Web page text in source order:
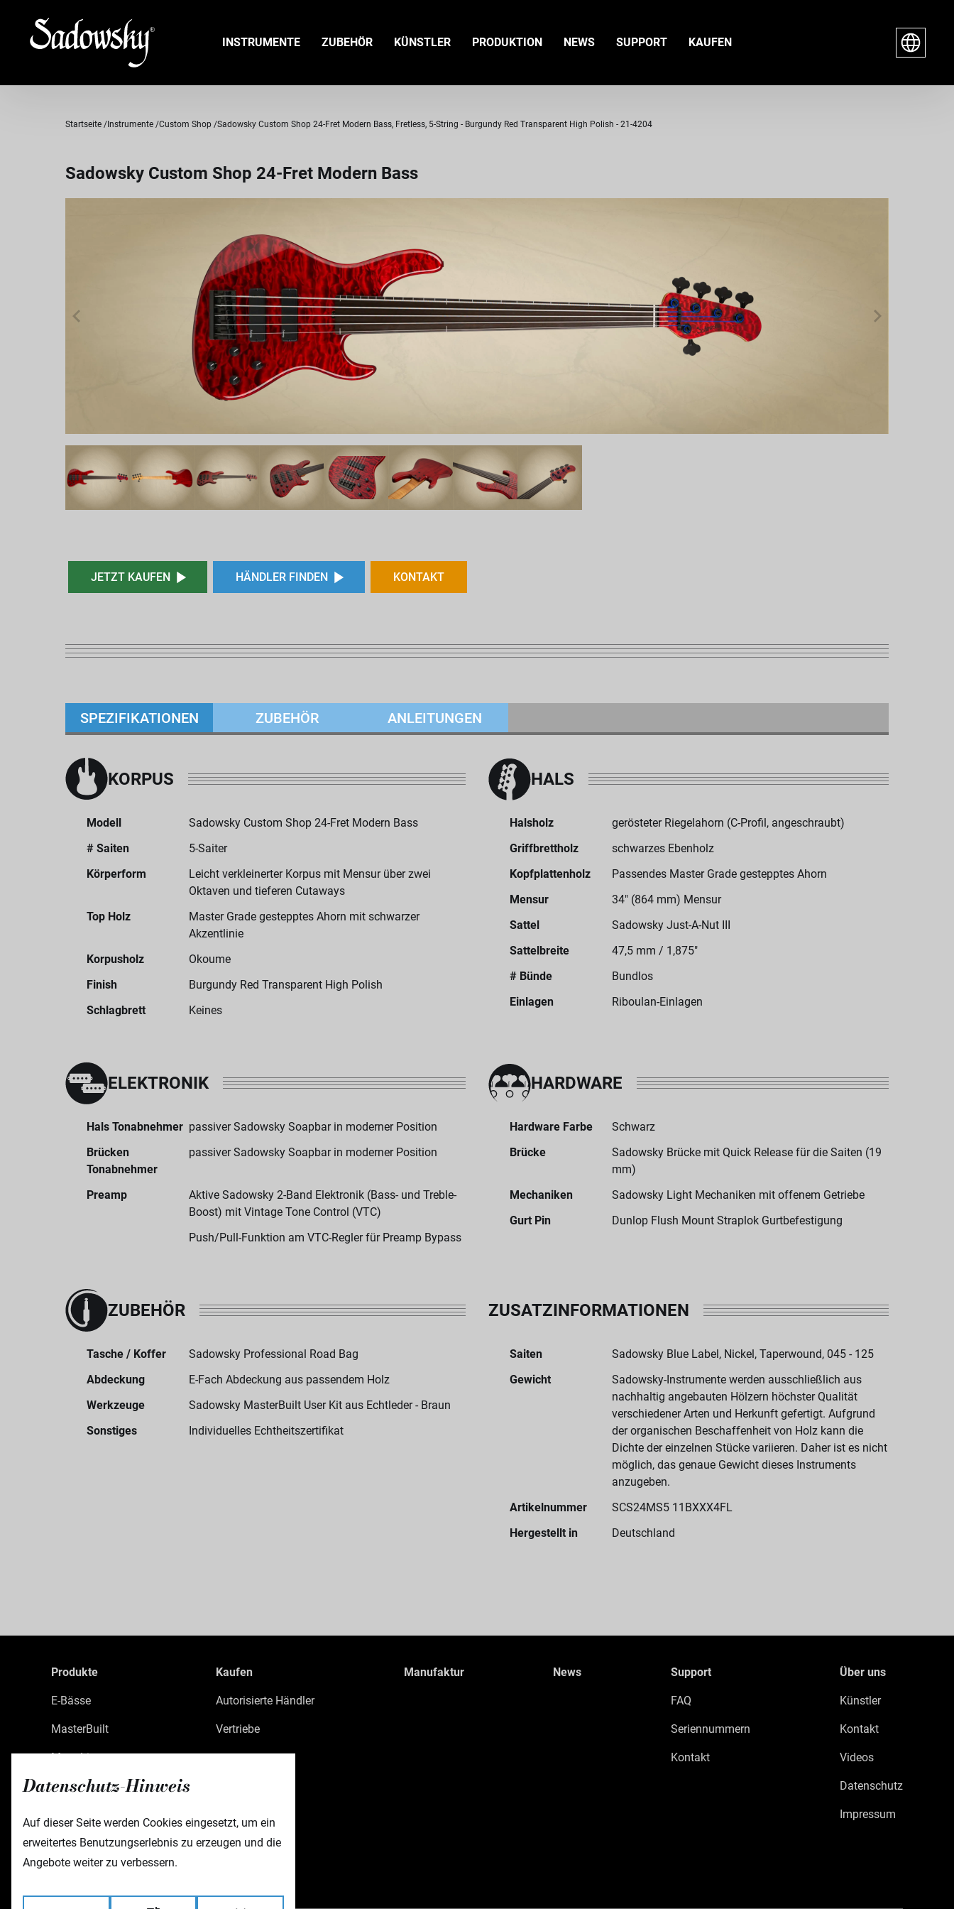
Datenschutz-Hinweis
Auf dieser Seite werden Cookies eingesetzt, um ein
erweitertes Benutzungserlebnis zu erzeugen und die
Angebote weiter zu verbessern.
INSTRUMENTE ZUBEHÖR KÜNSTLER PRODUKTION NEWS SUPPORT KAUFEN
Startseite Instrumente Custom Shop Sadowsky Custom Shop 24-Fret Modern Bass, Fretless, 5-String - Burgundy Red Transparent High Polish - 21-4204
Sadowsky Custom Shop 24-Fret Modern Bass
JETZT KAUFEN HÄNDLER FINDEN KONTAKT
SPEZIFIKATIONEN ZUBEHÖR ANLEITUNGEN
KORPUS
Modell
Sadowsky Custom Shop 24-Fret Modern Bass
# Saiten
5-Saiter
Körperform
Leicht verkleinerter Korpus mit Mensur über zwei
Oktaven und tieferen Cutaways
Top Holz
Master Grade gestepptes Ahorn mit schwarzer
Akzentlinie
Korpusholz
Okoume
Finish
Burgundy Red Transparent High Polish
Schlagbrett
Keines
HALS
Halsholz
gerösteter Riegelahorn (C-Profil, angeschraubt)
Griffbrettholz
schwarzes Ebenholz
Kopfplattenholz
Passendes Master Grade gestepptes Ahorn
Mensur
34" (864 mm) Mensur
Sattel
Sadowsky Just-A-Nut III
Sattelbreite
47,5 mm / 1,875"
# Bünde
Bundlos
Einlagen
Riboulan-Einlagen
ELEKTRONIK
Hals Tonabnehmer passiver Sadowsky Soapbar in moderner Position
Brücken
Tonabnehmer
passiver Sadowsky Soapbar in moderner Position
Preamp
Aktive Sadowsky 2-Band Elektronik (Bass- und Treble-
Boost) mit Vintage Tone Control (VTC)
Push/Pull-Funktion am VTC-Regler für Preamp Bypass
HARDWARE
Hardware Farbe
Schwarz
Brücke
Sadowsky Brücke mit Quick Release für die Saiten (19
mm)
Mechaniken
Sadowsky Light Mechaniken mit offenem Getriebe
Gurt Pin
Dunlop Flush Mount Straplok Gurtbefestigung
ZUBEHÖR
Tasche / Koffer
Sadowsky Professional Road Bag
Abdeckung
E-Fach Abdeckung aus passendem Holz
Werkzeuge
Sadowsky MasterBuilt User Kit aus Echtleder - Braun
Sonstiges
Individuelles Echtheitszertifikat
ZUSATZINFORMATIONEN
Saiten
Sadowsky Blue Label, Nickel, Taperwound, 045 - 125
Gewicht
Sadowsky-Instrumente werden ausschließlich aus
nachhaltig angebauten Hölzern höchster Qualität
verschiedener Arten und Herkunft gefertigt. Aufgrund
der organischen Beschaffenheit von Holz kann die
Dichte der einzelnen Stücke variieren. Daher ist es nicht
möglich, das genaue Gewicht dieses Instruments
anzugeben.
Artikelnummer
SCS24MS5 11BXXX4FL
Hergestellt in
Deutschland
Produkte
E-Bässe
MasterBuilt
MetroLine
MetroExpress
Custom Shop
Zubehör
Kaufen
Autorisierte Händler
Vertriebe
Manufaktur News Support
FAQ
Seriennummern
Kontakt
Über uns
Künstler
Kontakt
Videos
Datenschutz
Impressum